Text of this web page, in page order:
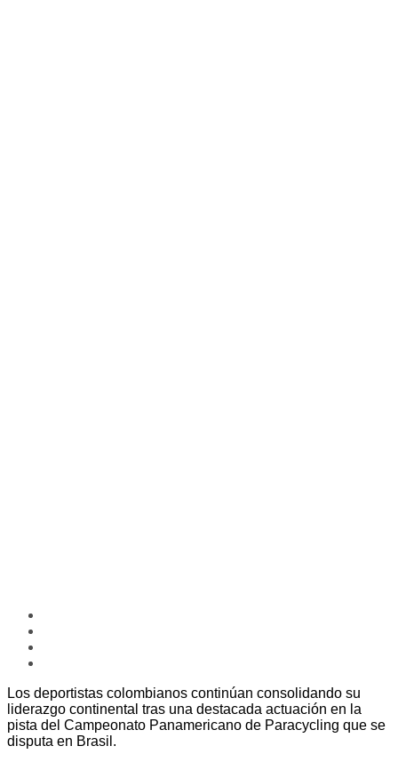
Los deportistas colombianos continúan consolidando su
liderazgo continental tras una destacada actuación en la
pista del Campeonato Panamericano de Paracycling que se
disputa en Brasil.